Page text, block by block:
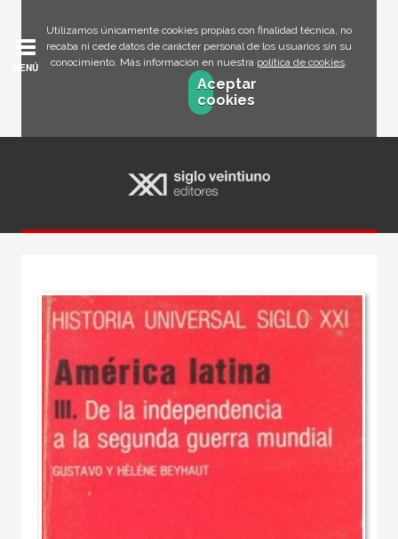
Utilizamos únicamente cookies propias con finalidad técnica, no
recaba ni cede datos de carácter personal de los usuarios sin su
conocimiento. Más información en nuestra política de cookies.
Aceptar
cookies
MENÚ